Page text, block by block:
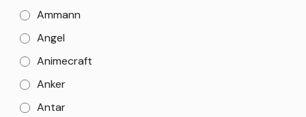
Ammann
Angel
Animecraft
Anker
Antar